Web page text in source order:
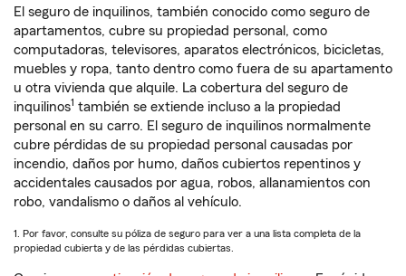
El seguro de inquilinos, también conocido como seguro de
apartamentos, cubre su propiedad personal, como
computadoras, televisores, aparatos electrónicos, bicicletas,
muebles y ropa, tanto dentro como fuera de su apartamento
u otra vivienda que alquile. La cobertura del seguro de
inquilinos1 también se extiende incluso a la propiedad
personal en su carro. El seguro de inquilinos normalmente
cubre pérdidas de su propiedad personal causadas por
incendio, daños por humo, daños cubiertos repentinos y
accidentales causados por agua, robos, allanamientos con
robo, vandalismo o daños al vehículo.
1. Por favor, consulte su póliza de seguro para ver a una lista completa de la
propiedad cubierta y de las pérdidas cubiertas.